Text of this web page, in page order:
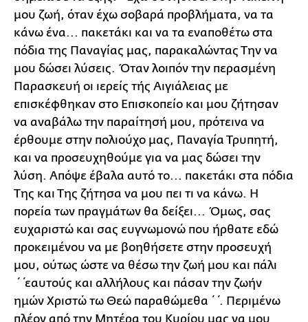
μου ζωή, όταν έχω σοβαρά προβλήματα, να τα
κάνω ένα... πακετάκι και να τα εναποθέτω στα
πόδια της Παναγίας μας, παρακαλώντας Την να
μου δώσει λύσεις. Όταν λοιπόν την περασμένη
Παρασκευή οι ιερείς τής Αιγιάλειας με
επισκέφθηκαν στο Επισκοπείο και μου ζήτησαν
να αναβάλω την παραίτησή μου, πρότεινα να
έρθουμε στην πολιούχο μας, Παναγία Τρυπητή,
και να προσευχηθούμε για να μας δώσει την
λύση. Απόψε έβαλα αυτό το... πακετάκι στα πόδια
Της και Της ζήτησα να μου πει τι να κάνω. Η
πορεία των πραγμάτων θα δείξει... Όμως, σας
ευχαριστώ και σας ευγνωμονώ που ήρθατε εδώ
προκειμένου να με βοηθήσετε στην προσευχή
μου, ούτως ώστε να θέσω την ζωή μου και πάλι
΄΄εαυτούς και αλλήλους και πάσαν την ζωήν
ημών Χριστώ τω Θεώ παραθώμεθα΄΄. Περιμένω
πλέον από την Μητέρα του Κυρίου μας να μου